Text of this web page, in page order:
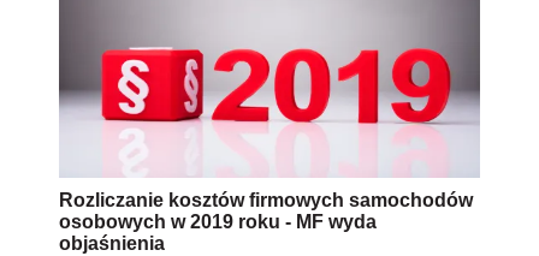
Rozliczanie kosztów firmowych samochodów
osobowych w 2019 roku - MF wyda
objaśnienia